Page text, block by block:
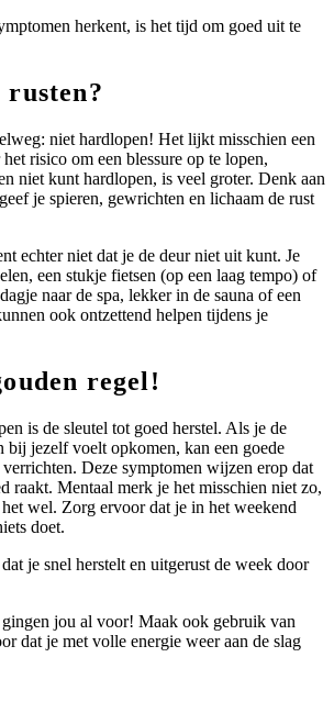
herkent, is het tijd om goed uit te
rusten?
niet hardlopen! Het lijkt misschien een
risico om een blessure op te lopen,
niet kunt hardlopen, is veel groter. Denk aan
je spieren, gewrichten en lichaam de rust
echter niet dat je de deur niet uit kunt. Je
een stukje fietsen (op een laag tempo) of
naar de spa, lekker in de sauna of een
ook ontzettend helpen tijdens je
regel!
is de sleutel tot goed herstel. Als je de
bij jezelf voelt opkomen, kan een goede
verrichten. Deze symptomen wijzen erop dat
raakt. Mentaal merk je het misschien niet zo,
wel. Zorg ervoor dat je in het weekend
doet.
je snel herstelt en uitgerust de week door
jou al voor! Maak ook gebruik van
dat je met volle energie weer aan de slag